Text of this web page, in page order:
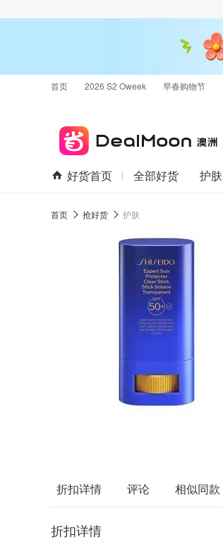
首页 2026 S2 Oweek 早春购物节
好货首页 全部好货 护肤
首页 抢好货 护肤
折扣详情 评论 相似同款
折扣详情